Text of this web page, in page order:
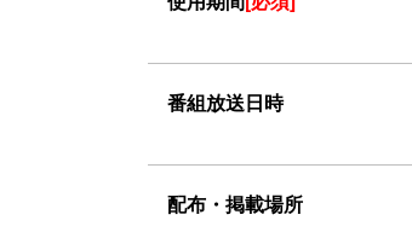
番組放送日時
配布・掲載場所